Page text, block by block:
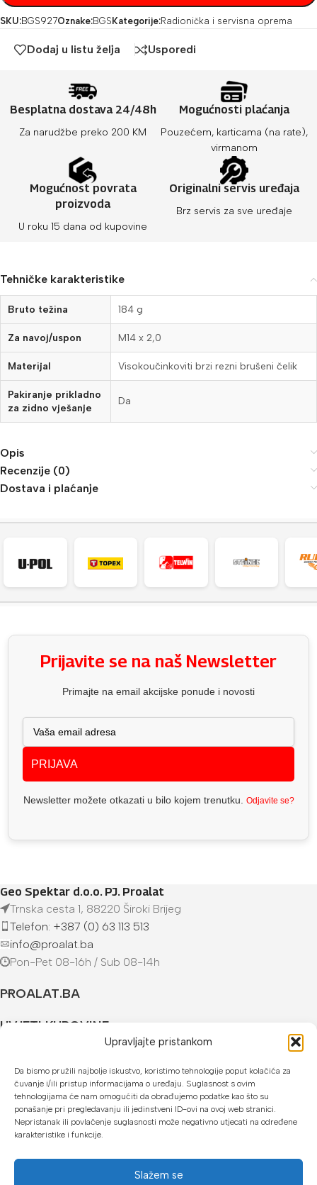
Upravljajte pristankom
Da bismo pružili najbolje iskustvo, koristimo tehnologije poput kolačića za
čuvanje i/ili pristup informacijama o uređaju. Suglasnost s ovim
tehnologijama će nam omogućiti da obrađujemo podatke kao što su
ponašanje pri pregledavanju ili jedinstveni ID-ovi na ovoj web stranici.
Nepristanak ili povlačenje suglasnosti može negativno utjecati na određene
karakteristike i funkcije.
Slažem se
SKU:BGS927Oznake:BGS Kategorije:Radionička i servisna oprema
Dodaj u listu želja Usporedi
Besplatna dostava 24/48h
Za narudžbe preko 200 KM
Mogućnosti plaćanja
Pouzećem, karticama (na rate),
virmanom
Mogućnost povrata
proizvoda
U roku 15 dana od kupovine
Originalni servis uređaja
Brz servis za sve uređaje
Tehničke karakteristike
Bruto težina 184 g
Za navoj/uspon M14 x 2,0
Materijal Visokoučinkoviti brzi rezni brušeni čelik
Pakiranje prikladno
za zidno vješanje
Da
Opis
Recenzije (0)
Dostava i plaćanje
Prijavite se na naš Newsletter
Primajte na email akcijske ponude i novosti
PRIJAVA
Newsletter možete otkazati u bilo kojem trenutku. Odjavite se?
Geo Spektar d.o.o. PJ. Proalat
Trnska cesta 1, 88220 Široki Brijeg
Telefon: +387 (0) 63 113 513
info@proalat.ba
Pon-Pet 08-16h / Sub 08-14h
PROALAT.BA
UVJETI KUPOVINE
U našoj web trgovini možete platiti:
Kreditnim karticama jednokratno ili do 24 rate
Općom uplatnicom, virmanom, internet bankarstvom
Gotovinom prilikom preuzimanja